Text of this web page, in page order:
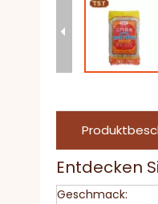
Entdecken
Geschmack: